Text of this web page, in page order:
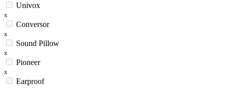
Univox
x
Conversor
x
Sound Pillow
x
Pioneer
x
Earproof